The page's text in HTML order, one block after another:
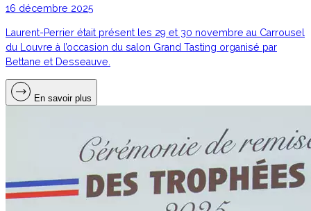
16 décembre 2025
Laurent-Perrier était présent les 29 et 30 novembre au Carrousel
du Louvre à l’occasion du salon Grand Tasting organisé par
Bettane et Desseauve.
En savoir plus